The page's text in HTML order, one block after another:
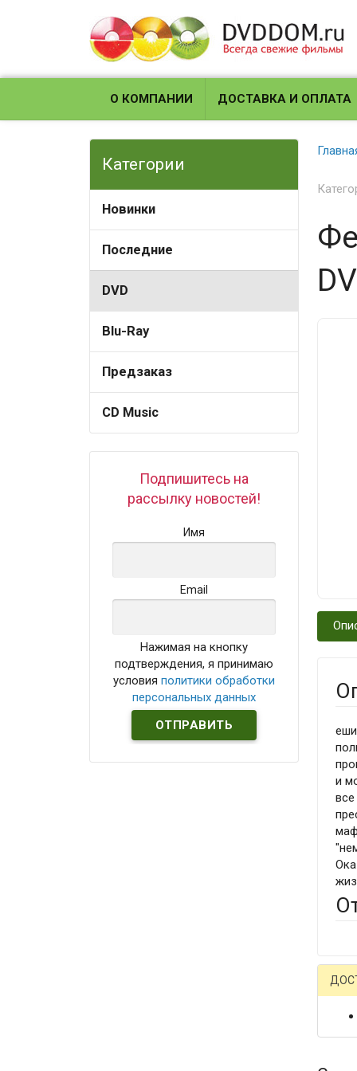
О КОМПАНИИ ДОСТАВКА И ОПЛАТА
Категории
Новинки
Последние
DVD
Blu-Ray
Предзаказ
CD Music
Подпишитесь на
рассылку новостей!
Имя
Email
Нажимая на кнопку
подтверждения, я принимаю
условияполитики обработки
персональных данных
и